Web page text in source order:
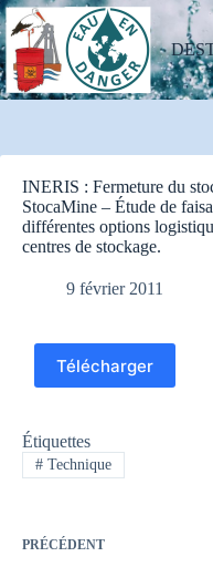
Passer
au
contenu
INERIS : Fermeture du
StocaMine – Étude de
différentes options
centres de stockage.
9 février 2011
Télécharger
Étiquettes
#Technique
PRÉCÉDENT